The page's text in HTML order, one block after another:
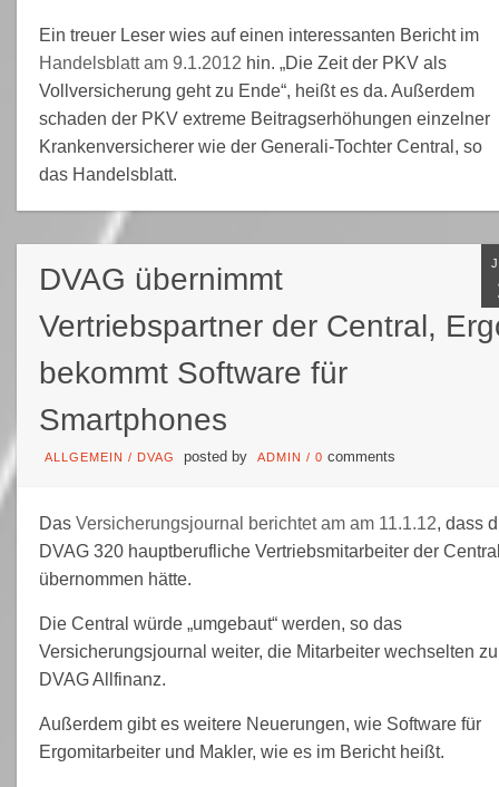
Ein treuer Leser wies auf einen interessanten Bericht im
Handelsblatt am 9.1.2012 hin. „Die Zeit der PKV als
Vollversicherung geht zu Ende“, heißt es da. Außerdem
schaden der PKV extreme Beitragserhöhungen einzelner
Krankenversicherer wie der Generali-Tochter Central, so
das Handelsblatt.
DVAG übernimmt
Vertriebspartner der Central,
bekommt Software für
Smartphones
ALLGEMEIN / DVAG posted by ADMIN / 0 comments
Das Versicherungsjournal berichtet am am 11.1.12, dass
DVAG 320 hauptberufliche Vertriebsmitarbeiter der
übernommen hätte.
Die Central würde „umgebaut“ werden, so das
Versicherungsjournal weiter, die Mitarbeiter wechselten
DVAG Allfinanz.
Außerdem gibt es weitere Neuerungen, wie Software für
Ergomitarbeiter und Makler, wie es im Bericht heißt.